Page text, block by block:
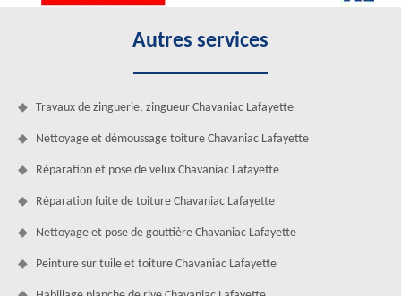
Autres services
Travaux de zinguerie, zingueur Chavaniac Lafayette
Nettoyage et démoussage toiture Chavaniac Lafayette
Réparation et pose de velux Chavaniac Lafayette
Réparation fuite de toiture Chavaniac Lafayette
Nettoyage et pose de gouttière Chavaniac Lafayette
Peinture sur tuile et toiture Chavaniac Lafayette